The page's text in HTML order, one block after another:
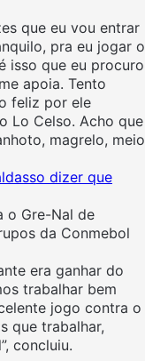
que eu vou entrar
pra eu jogar o
isso que eu procuro
apoia. Tento
feliz por ele
Lo Celso. Acho que
magrelo, meio
dizer que
o Gre-Nal de
da Conmebol
era ganhar do
trabalhar bem
jogo contra o
que trabalhar,
concluiu.